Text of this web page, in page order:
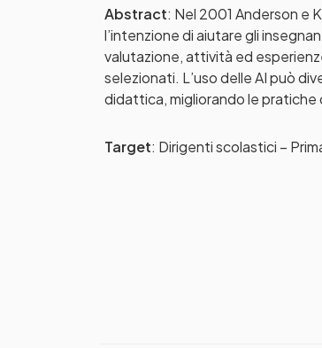
Abstract: Nel 2001 Anderson e
l’intenzione di aiutare gli
valutazione, attività ed
selezionati. L’uso delle AI può
didattica, migliorando le pratiche
Target: Dirigenti scolastici –